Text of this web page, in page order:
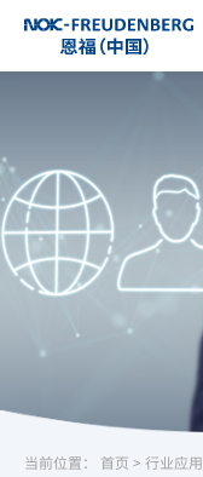
当前位置： 首页 > 行业应用